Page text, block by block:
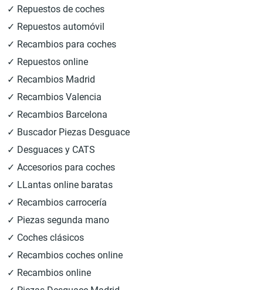
✓ Repuestos de coches
✓ Repuestos automóvil
✓ Recambios para coches
✓ Repuestos online
✓ Recambios Madrid
✓ Recambios Valencia
✓ Recambios Barcelona
✓ Buscador Piezas Desguace
✓ Desguaces y CATS
✓ Accesorios para coches
✓ LLantas online baratas
✓ Recambios carrocería
✓ Piezas segunda mano
✓ Coches clásicos
✓ Recambios coches online
✓ Recambios online